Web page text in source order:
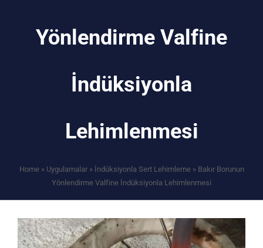
Yönlendirme Valfine
İndüksiyonla
Lehimlenmesi
Home» Uygulamalar» İndüksiyonla Sert Lehimleme» Bakır Borunun
Yönlendirme Valfine İndüksiyonla Lehimlenmesi